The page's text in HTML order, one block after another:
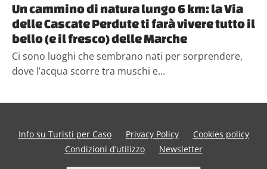
Un cammino di natura lungo 6 km: la Via
delle Cascate Perdute ti farà vivere tutto il
bello (e il fresco) delle Marche
Ci sono luoghi che sembrano nati per sorprendere,
dove l’acqua scorre tra muschi e...
Info su Turisti per Caso Privacy Policy
Cookies policy
Condizioni d’utilizzo
Newsletter